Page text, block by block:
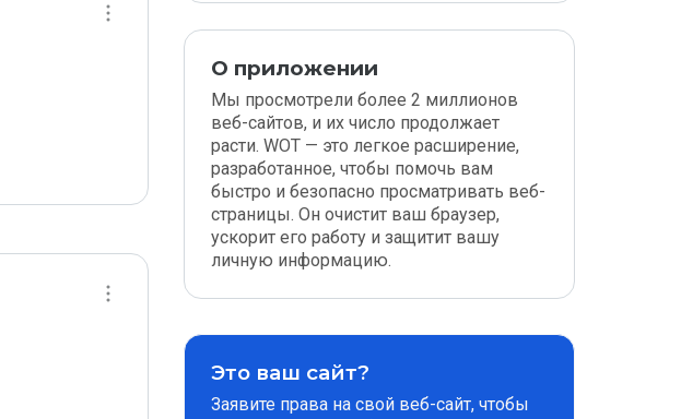
О приложении
Мы просмотрели более 2 миллионов
веб-сайтов, и их число продолжает
расти. WOT — это легкое расширение,
разработанное, чтобы помочь вам
быстро и безопасно просматривать веб-
страницы. Он очистит ваш браузер,
ускорит его работу и защитит вашу
личную информацию.
Это ваш сайт?
Заявите права на свой веб-сайт, чтобы